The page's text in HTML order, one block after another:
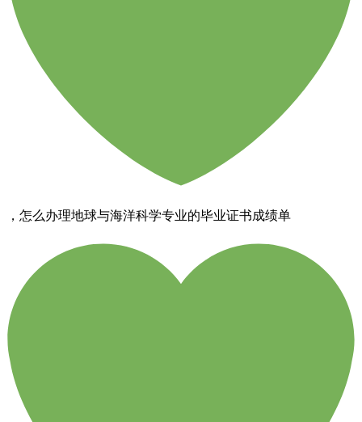
，怎么办理地球与海洋科学专业的毕业证书成绩单